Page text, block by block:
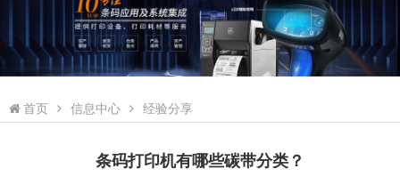
首页 信息中心 经验分享
条码打印机有哪些碳带分类？